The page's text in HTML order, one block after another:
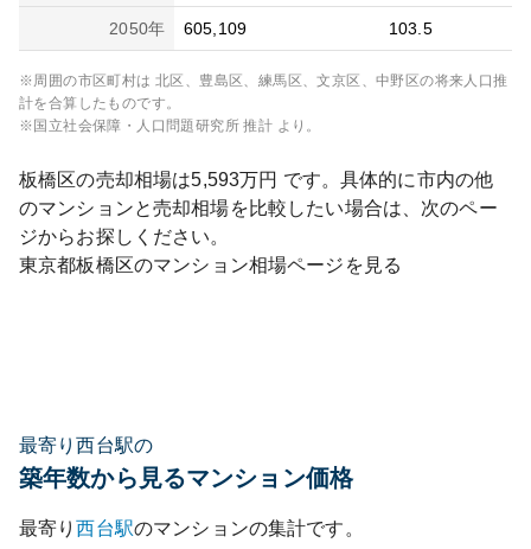
2050年 605,109 103.5
※周囲の市区町村は 北区、豊島区、練馬区、文京区、中野区の将来人口推
計を合算したものです。
※国立社会保障・人口問題研究所 推計 より。
板橋区の売却相場は5,593万円 です。具体的に市内の他
のマンションと売却相場を比較したい場合は、次のペー
ジからお探しください。
東京都板橋区のマンション相場ページを見る
最寄り西台駅の
築年数から見るマンション価格
最寄り西台駅のマンションの集計です。